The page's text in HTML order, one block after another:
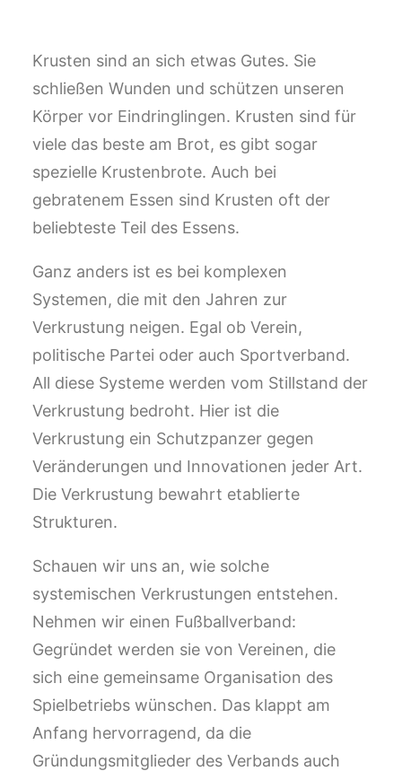
Krusten sind an sich etwas Gutes. Sie
schließen Wunden und schützen unseren
Körper vor Eindringlingen. Krusten sind für
viele das beste am Brot, es gibt sogar
spezielle Krustenbrote. Auch bei
gebratenem Essen sind Krusten oft der
beliebteste Teil des Essens.
Ganz anders ist es bei komplexen
Systemen, die mit den Jahren zur
Verkrustung neigen. Egal ob Verein,
politische Partei oder auch Sportverband.
All diese Systeme werden vom Stillstand der
Verkrustung bedroht. Hier ist die
Verkrustung ein Schutzpanzer gegen
Veränderungen und Innovationen jeder Art.
Die Verkrustung bewahrt etablierte
Strukturen.
Schauen wir uns an, wie solche
systemischen Verkrustungen entstehen.
Nehmen wir einen Fußballverband:
Gegründet werden sie von Vereinen, die
sich eine gemeinsame Organisation des
Spielbetriebs wünschen. Das klappt am
Anfang hervorragend, da die
Gründungsmitglieder des Verbands auch